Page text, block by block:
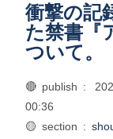
衝撃の記
た禁書『
ついて。
🔴 publish :
00:36
🟡 section :